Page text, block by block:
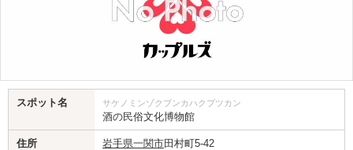
スポット名 サケノミンゾクブンカハクブツカン
酒の民俗文化博物館
住所 岩手県一関市田村町5-42